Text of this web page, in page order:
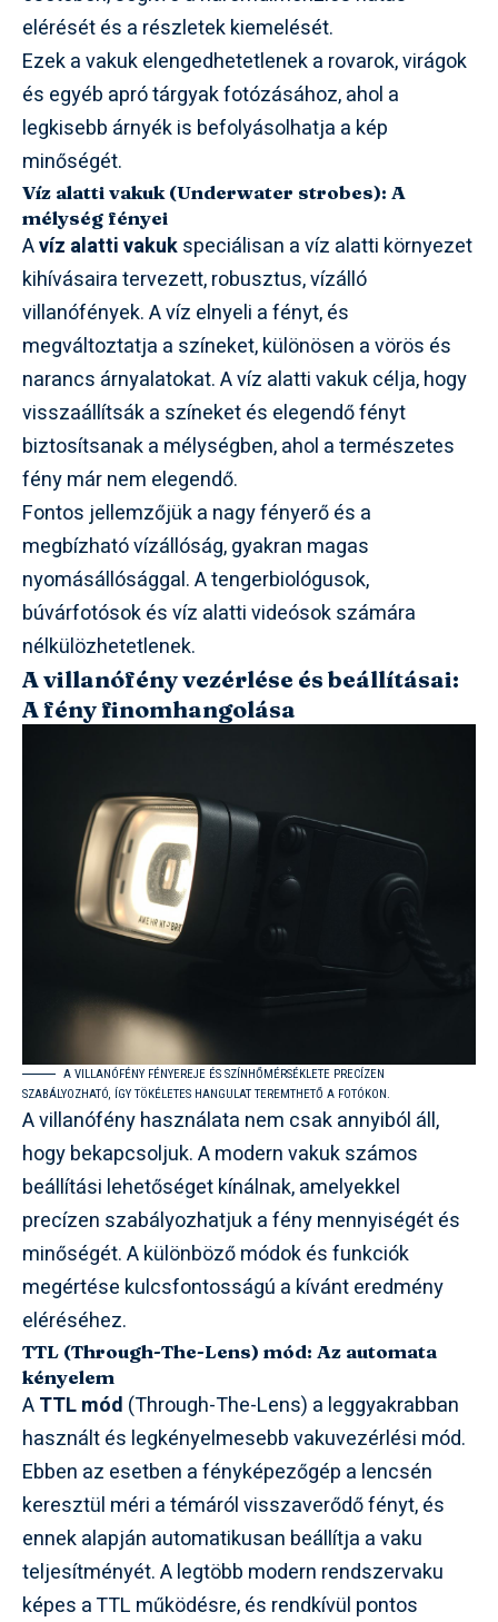
elérését és a részletek kiemelését.
Ezek a vakuk elengedhetetlenek a rovarok, virágok
és egyéb apró tárgyak fotózásához, ahol a
legkisebb árnyék is befolyásolhatja a kép
minőségét.
Víz alatti vakuk (Underwater strobes): A
mélység fényei
Avíz alatti vakukspeciálisan a víz alatti környezet
kihívásaira tervezett, robusztus, vízálló
villanófények. A víz elnyeli a fényt, és
megváltoztatja a színeket, különösen a vörös és
narancs árnyalatokat. A víz alatti vakuk célja, hogy
visszaállítsák a színeket és elegendő fényt
biztosítsanak a mélységben, ahol a természetes
fény már nem elegendő.
Fontos jellemzőjük a nagy fényerő és a
megbízható vízállóság, gyakran magas
nyomásállósággal. A tengerbiológusok,
búvárfotósok és víz alatti videósok számára
nélkülözhetetlenek.
A villanófény vezérlése és beállításai:
A fény finomhangolása
A VILLANÓFÉNY FÉNYEREJE ÉS SZÍNHŐMÉRSÉKLETE PRECÍZEN
SZABÁLYOZHATÓ, ÍGY TÖKÉLETES HANGULAT TEREMTHETŐ A FOTÓKON.
A villanófény használata nem csak annyiból áll,
hogy bekapcsoljuk. A modern vakuk számos
beállítási lehetőséget kínálnak, amelyekkel
precízen szabályozhatjuk a fény mennyiségét és
minőségét. A különböző módok és funkciók
megértése kulcsfontosságú a kívánt eredmény
eléréséhez.
TTL (Through-The-Lens) mód: Az automata
kényelem
ATTL mód (Through-The-Lens) a leggyakrabban
használt és legkényelmesebb vakuvezérlési mód.
Ebben az esetben a fényképezőgép a lencsén
keresztül méri a témáról visszaverődő fényt, és
ennek alapján automatikusan beállítja a vaku
teljesítményét. A legtöbb modern rendszervaku
képes a TTL működésre, és rendkívül pontos